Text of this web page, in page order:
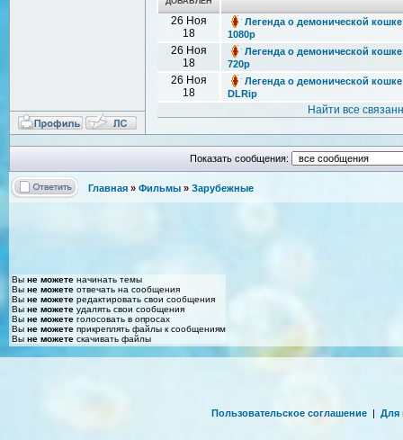
26 Ноя
18
Легенда о демонической
1080p
26 Ноя
18
Легенда о демонической
720p
26 Ноя
18
Легенда о демонической
DLRip
Найти все
Показать сообщения:
Главная » Фильмы » Зарубежные
Вы не можете начинать темы
Вы не можете отвечать на сообщения
Вы не можете редактировать свои сообщения
Вы не можете удалять свои сообщения
Вы не можете голосовать в опросах
Вы не можете прикреплять файлы к сообщениям
Вы не можете скачивать файлы
Пользовательское соглашение | Для